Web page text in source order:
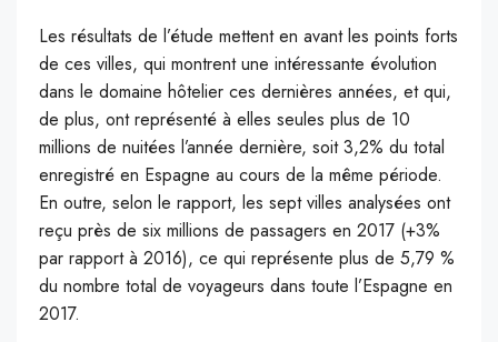
Les résultats de l’étude mettent en avant les points forts
de ces villes, qui montrent une intéressante évolution
dans le domaine hôtelier ces dernières années, et qui,
de plus, ont représenté à elles seules plus de 10
millions de nuitées l’année dernière, soit 3,2% du total
enregistré en Espagne au cours de la même période.
En outre, selon le rapport, les sept villes analysées ont
reçu près de six millions de passagers en 2017 (+3%
par rapport à 2016), ce qui représente plus de 5,79 %
du nombre total de voyageurs dans toute l’Espagne en
2017.